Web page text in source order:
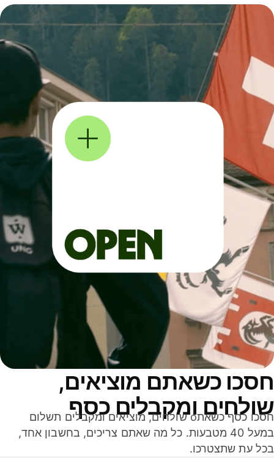
כשאתם מוציאים,
ומקבלים כסף
חסכו כסף כשאתo שולחים, מוציאים ומקבלים תשלום
במעל 40 מטבעות. כל מה שאתם צריכים, בחשבון אחד,
עת שתצטרכו.